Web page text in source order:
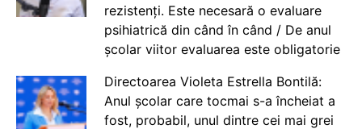
rezistenți. Este necesară o evaluare
psihiatrică din când în când / De anul
școlar viitor evaluarea este obligatorie
Directoarea Violeta Estrella Bontilă:
Anul școlar care tocmai s-a încheiat a
fost, probabil, unul dintre cei mai grei